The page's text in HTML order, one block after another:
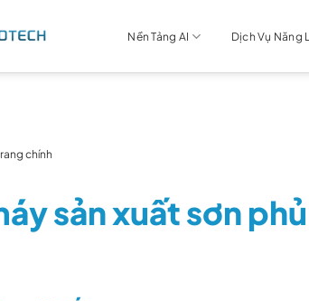
Nền Tảng AI Dịch Vụ Năng
chính
sản xuất sơn phủ